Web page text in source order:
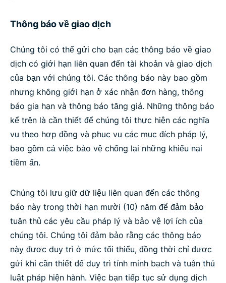
Thông báo về giao dịch
Chúng tôi có thể gửi cho bạn các thông báo về giao
dịch có giới hạn liên quan đến tài khoản và giao dịch
của bạn với chúng tôi. Các thông báo này bao gồm
nhưng không giới hạn ở xác nhận đơn hàng, thông
báo gia hạn và thông báo tăng giá. Những thông báo
kể trên là cần thiết để chúng tôi thực hiện các nghĩa
vụ theo hợp đồng và phục vụ các mục đích pháp lý,
bao gồm cả việc bảo vệ chống lại những khiếu nại
tiềm ẩn.
Chúng tôi lưu giữ dữ liệu liên quan đến các thông
báo này trong thời hạn mười (10) năm để đảm bảo
tuân thủ các yêu cầu pháp lý và bảo vệ lợi ích của
chúng tôi. Chúng tôi đảm bảo rằng các thông báo
này được duy trì ở mức tối thiểu, đồng thời chỉ được
gửi khi cần thiết để duy trì tính minh bạch và tuân thủ
luật pháp hiện hành. Việc bạn tiếp tục sử dụng dịch